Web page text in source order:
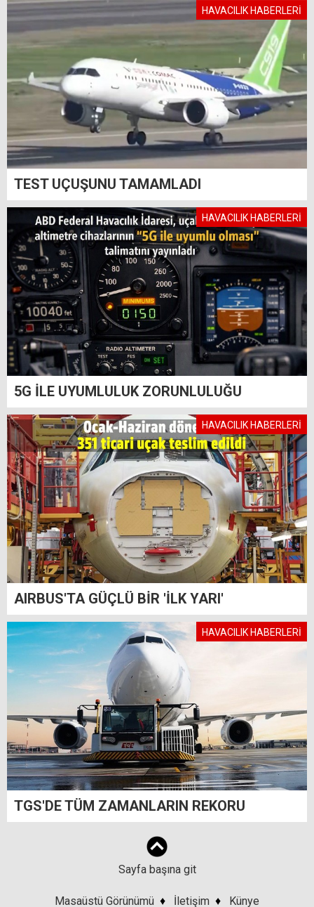
HAVACILIK HABERLERİ
TEST UÇUŞUNU TAMAMLADI
HAVACILIK HABERLERİ
5G İLE UYUMLULUK ZORUNLULUĞU
HAVACILIK HABERLERİ
AIRBUS'TA GÜÇLÜ BİR 'İLK YARI'
HAVACILIK HABERLERİ
TGS'DE TÜM ZAMANLARIN REKORU
Sayfa başına git
Masaüstü Görünümü ♦ İletişim ♦ Künye